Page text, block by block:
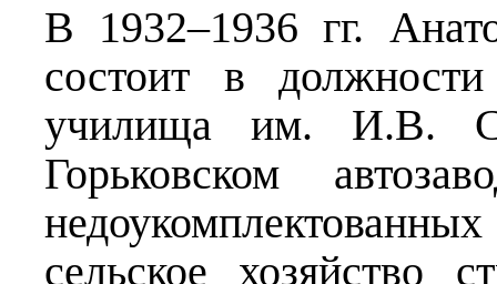
В 1932–1936 гг.
состоит в должности
училища им. И.В.
Горьковском
сельское хозяйство